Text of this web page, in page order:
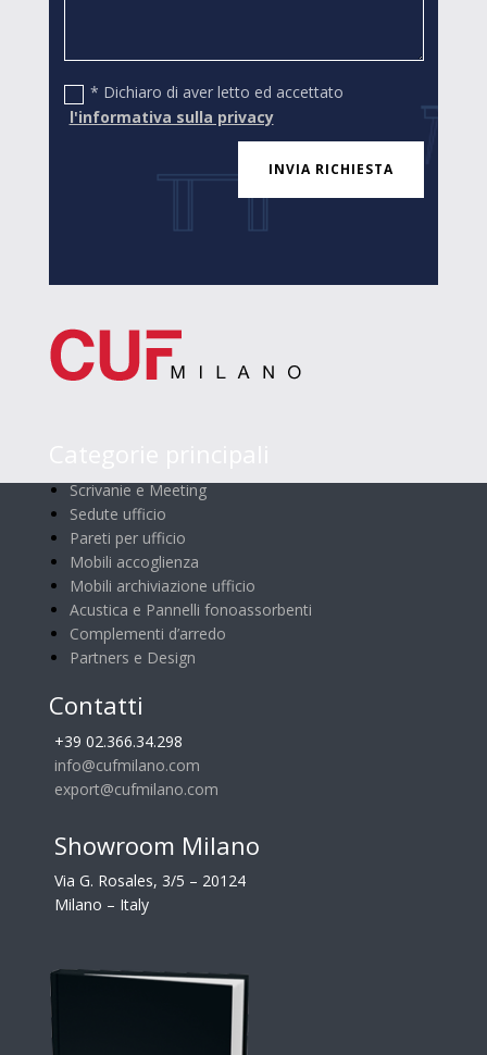
* Dichiaro di aver letto ed accettato
l'informativa sulla privacy
INVIA RICHIESTA
Scrivanie e Meeting
Sedute ufficio
Pareti per ufficio
Mobili accoglienza
Mobili archiviazione ufficio
Acustica e Pannelli fonoassorbenti
Complementi d’arredo
Partners e Design
Contatti
+39 02.366.34.298
info@cufmilano.com
export@cufmilano.com
Showroom Milano
Via G. Rosales, 3/5 – 20124
Milano – Italy